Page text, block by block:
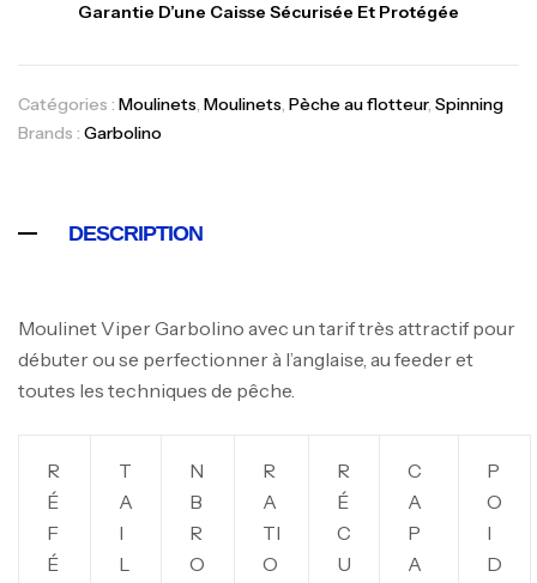
Garantie D’une Caisse Sécurisée Et Protégée
Catégories : Moulinets, Moulinets, Pèche au flotteur, Spinning
Brands : Garbolino
DESCRIPTION
Moulinet Viper Garbolino avec un tarif très attractif pour
débuter ou se perfectionner à l’anglaise, au feeder et
toutes les techniques de pêche.
R
É
F
É
T
A
I
L
N
B
R
O
R
A
TI
O
R
É
C
U
C
A
P
A
P
O
I
D